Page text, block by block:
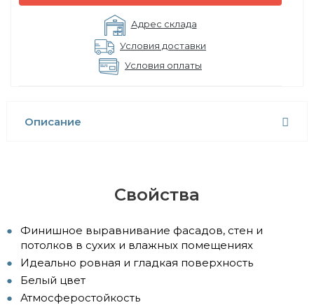
Адрес склада
Условия доставки
Условия оплаты
Описание
Свойства
Финишное выравнивание фасадов, стен и
потолков в сухих и влажных помещениях
Идеально ровная и гладкая поверхность
Белый цвет
Атмосферостойкость